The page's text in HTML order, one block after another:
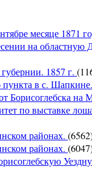
месяце 1871
на областную
1857 г.
в с.
Борисоглебска на
по выставке
районах.
районах.